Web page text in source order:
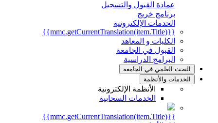
عمادة القبول والتسجيل
برنامج خريج
الخدمات الإلكترونية
{{mmc.getCurrentTranslation(item.Title)}}
الكليات و المعاهد
القبول في الجامعة
البرامج الدراسية
البحث العلمي في الجامعة
الخدمات والأنظمة
الأنظمة الإلكترونية
الخدمات السحابية
{{mmc.getCurrentTranslation(item.Title)}}